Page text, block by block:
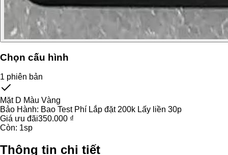
Chọn cấu hình
1 phiên bản
Mặt D Màu Vàng
Bảo Hành: Bao Test Phí Lắp đặt 200k Lấy liền 30p
Giá ưu đãi350.000 ₫
Còn: 1sp
Thông tin chi tiết